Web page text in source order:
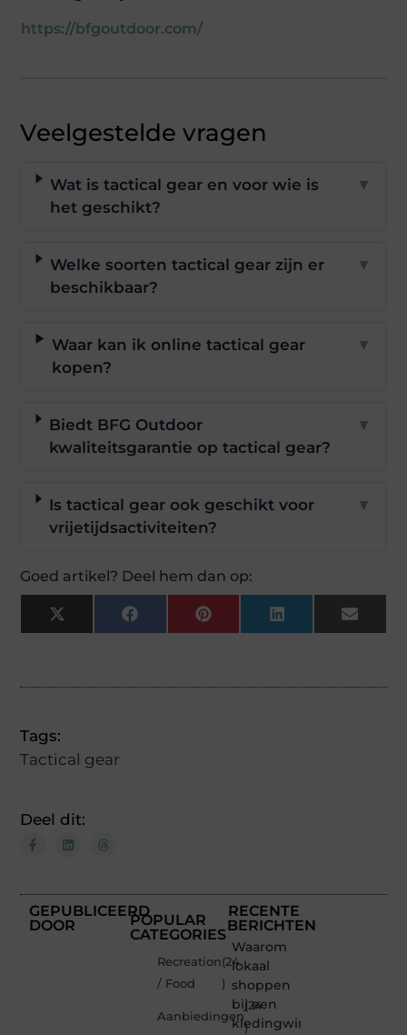
https://bfgoutdoor.com/
Veelgestelde vragen
Wat is tactical gear en voor wie is
het geschikt?
▼
Welke soorten tactical gear zijn er
beschikbaar?
▼
Waar kan ik online tactical gear
kopen?
▼
Biedt BFG Outdoor
kwaliteitsgarantie op tactical gear?
▼
Is tactical gear ook geschikt voor
vrijetijdsactiviteiten?
▼
Goed artikel? Deel hem dan op:
X
(Twitter)
FacebookPinterestLinkedInEmail
Tags:
Tactical gear
Deel dit:
GEPUBLICEERD
DOOR
POPULAR
CATEGORIES
Recreation
/ Food
(24
)
Aanbiedingen
(24
)
RECENTE
BERICHTEN
Waarom
lokaal
shoppen
bij een
kledingwinkel